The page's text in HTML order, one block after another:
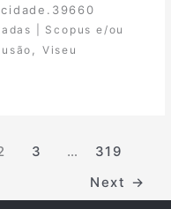
| Scopus e/ou
Viseu
3 …
319
Next
→